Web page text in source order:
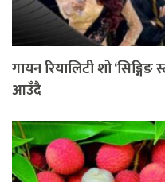
गायन रियालिटी शो
आउँदै